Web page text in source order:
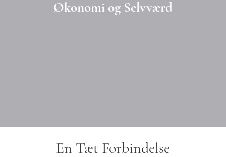
Økonomi og Selvværd
En Tæt Forbindelse